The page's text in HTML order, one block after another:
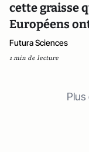
cette graisse
Européens
Futura Sciences
1 min de lecture